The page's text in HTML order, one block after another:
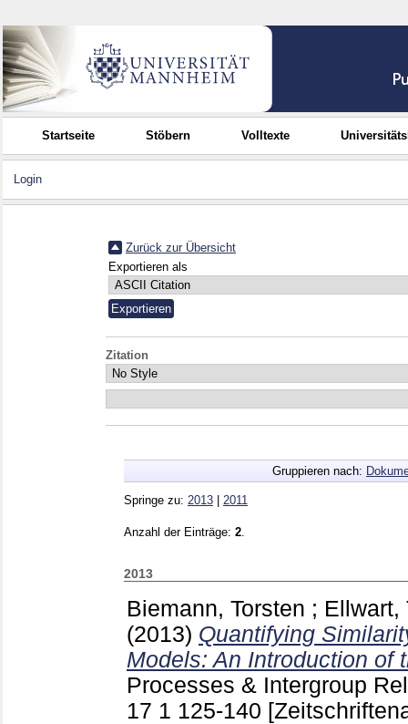
Startseite Stöbern Volltexte
Login
Zurück zur Übersicht
Exportieren als
Zitation
Gruppieren nach:
Springe zu: 2013 2011
Anzahl der Einträge: 2
2013
Biemann, Torsten ; Ellwart,
(2013) Quantifying
Models: An Introduction of
Processes & Intergroup
17 1 125-140